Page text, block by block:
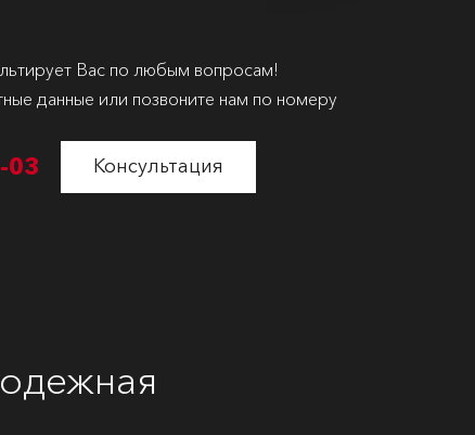
Вас по любым вопросам!
данные или позвоните нам по номеру
03 Консультация